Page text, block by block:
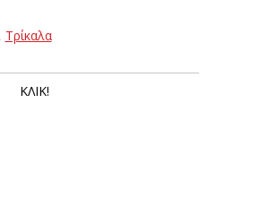
, Τρίκαλα
ΚΛΙΚ!